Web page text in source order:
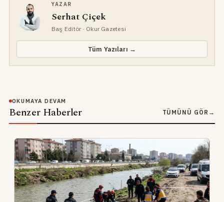
YAZAR
Serhat Çiçek
Baş Editör · Okur Gazetesi
Tüm Yazıları →
OKUMAYA DEVAM
Benzer Haberler TÜMÜNÜ GÖR →